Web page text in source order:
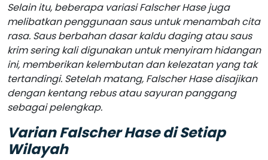
Selain itu, beberapa variasi Falscher Hase juga
melibatkan penggunaan saus untuk menambah cita
rasa. Saus berbahan dasar kaldu daging atau saus
krim sering kali digunakan untuk menyiram hidangan
ini, memberikan kelembutan dan kelezatan yang tak
tertandingi. Setelah matang, Falscher Hase disajikan
dengan kentang rebus atau sayuran panggang
sebagai pelengkap.
Varian Falscher Hase di Setiap
Wilayah